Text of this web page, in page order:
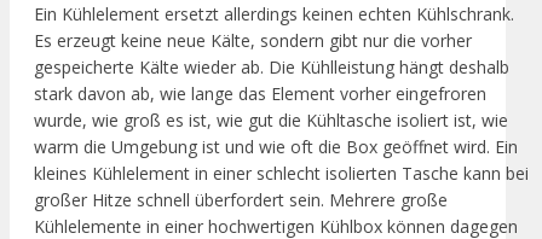
Ein Kühlelement ersetzt allerdings keinen echten Kühlschrank.
Es erzeugt keine neue Kälte, sondern gibt nur die vorher
gespeicherte Kälte wieder ab. Die Kühlleistung hängt deshalb
stark davon ab, wie lange das Element vorher eingefroren
wurde, wie groß es ist, wie gut die Kühltasche isoliert ist, wie
warm die Umgebung ist und wie oft die Box geöffnet wird. Ein
kleines Kühlelement in einer schlecht isolierten Tasche kann bei
großer Hitze schnell überfordert sein. Mehrere große
Kühlelemente in einer hochwertigen Kühlbox können dagegen